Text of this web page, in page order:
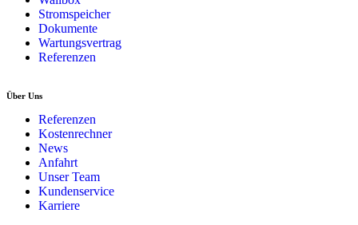
Stromspeicher
Dokumente
Wartungsvertrag
Referenzen
Über Uns
Referenzen
Kostenrechner
News
Anfahrt
Unser Team
Kundenservice
Karriere